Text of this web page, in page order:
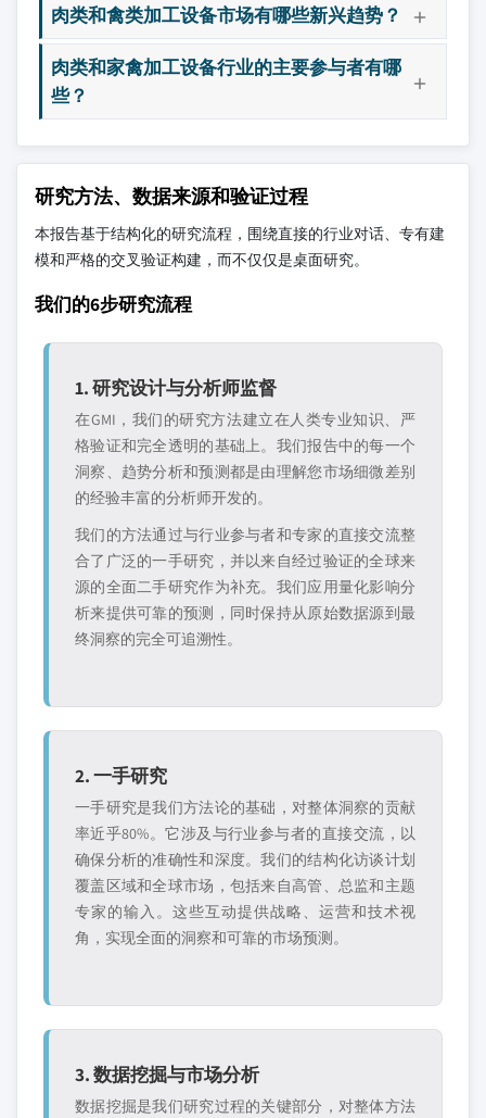
肉类和禽类加工设备市场有哪些新兴趋势？
肉类和家禽加工设备行业的主要参与者有哪
些？
研究方法、数据来源和验证过程
本报告基于结构化的研究流程，围绕直接的行业对话、专有建
模和严格的交叉验证构建，而不仅仅是桌面研究。
我们的6步研究流程
1. 研究设计与分析师监督
在GMI，我们的研究方法建立在人类专业知识、严
格验证和完全透明的基础上。我们报告中的每一个
洞察、趋势分析和预测都是由理解您市场细微差别
的经验丰富的分析师开发的。
我们的方法通过与行业参与者和专家的直接交流整
合了广泛的一手研究，并以来自经过验证的全球来
源的全面二手研究作为补充。我们应用量化影响分
析来提供可靠的预测，同时保持从原始数据源到最
终洞察的完全可追溯性。
2. 一手研究
一手研究是我们方法论的基础，对整体洞察的贡献
率近乎80%。它涉及与行业参与者的直接交流，以
确保分析的准确性和深度。我们的结构化访谈计划
覆盖区域和全球市场，包括来自高管、总监和主题
专家的输入。这些互动提供战略、运营和技术视
角，实现全面的洞察和可靠的市场预测。
3. 数据挖掘与市场分析
数据挖掘是我们研究过程的关键部分，对整体方法